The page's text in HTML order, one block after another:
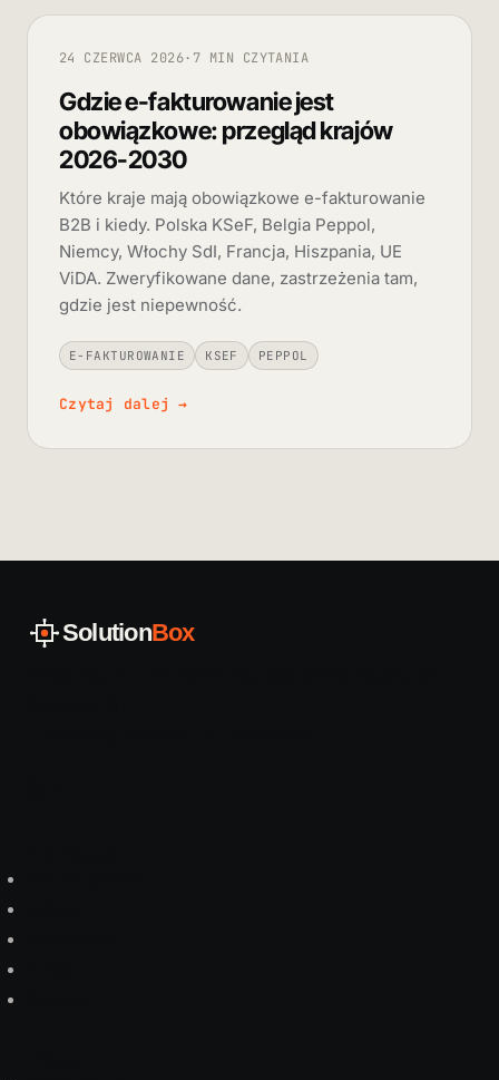
24 CZERWCA 2026· 7 MIN CZYTANIA
Gdzie e-fakturowanie jest
obowiązkowe: przegląd krajów
2026-2030
Które kraje mają obowiązkowe e-fakturowanie
B2B i kiedy. Polska KSeF, Belgia Peppol,
Niemcy, Włochy SdI, Francja, Hiszpania, UE
ViDA. Zweryfikowane dane, zastrzeżenia tam,
gdzie jest niepewność.
E-FAKTUROWANIE KSEF PEPPOL
Czytaj dalej→
SolutionBox